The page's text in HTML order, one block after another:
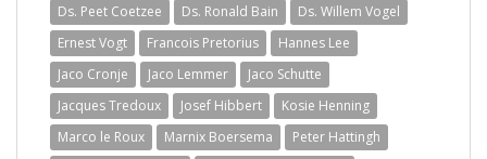
Ds. Peet Coetzee
Ds. Ronald Bain
Ds. Willem Vogel
Ernest Vogt
Francois Pretorius
Hannes Lee
Jaco Cronje
Jaco Lemmer
Jaco Schutte
Jacques Tredoux
Josef Hibbert
Kosie Henning
Marco le Roux
Marnix Boersema
Peter Hattingh